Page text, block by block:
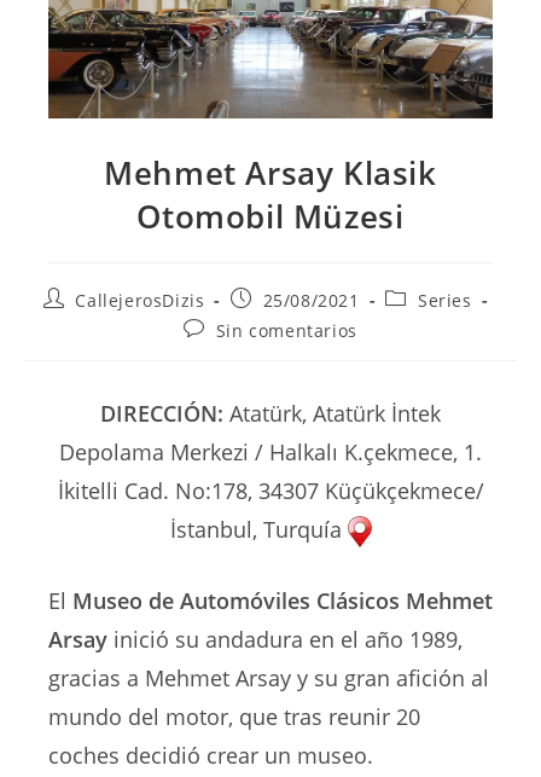
Mehmet Arsay Klasik
Otomobil Müzesi
AutorCallejerosDizis
Publicación
la
25/08/2021
Categoría
Series
Comentarios
entrada:
Sin comentarios
DIRECCIÓN: Atatürk, Atatürk İntek
Depolama Merkezi / Halkalı K.çekmece, 1.
İkitelli Cad. No:178, 34307 Küçükçekmece/
İstanbul, Turquía
El Museo de Automóviles Clásicos Mehmet
Arsay inició su andadura en el año 1989,
gracias a Mehmet Arsay y su gran afición al
mundo del motor, que tras reunir 20
coches decidió crear un museo.